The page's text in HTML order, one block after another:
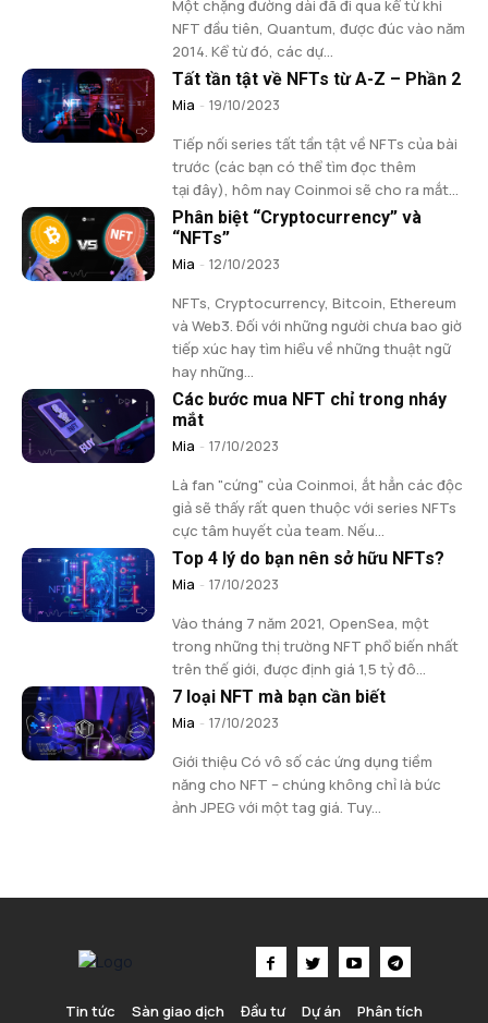
Một chặng đường dài đã đi qua kể từ khi
NFT đầu tiên, Quantum, được đúc vào năm
2014. Kể từ đó, các dự...
Tất tần tật về NFTs từ A-Z – Phần 2
Mia - 19/10/2023
Tiếp nối series tất tần tật về NFTs của bài
trước (các bạn có thể tìm đọc thêm
tại đây), hôm nay Coinmoi sẽ cho ra mắt...
Phân biệt “Cryptocurrency” và
“NFTs”
Mia - 12/10/2023
NFTs, Cryptocurrency, Bitcoin, Ethereum
và Web3. Đối với những người chưa bao giờ
tiếp xúc hay tìm hiểu về những thuật ngữ
hay những...
Các bước mua NFT chỉ trong nháy
mắt
Mia - 17/10/2023
Là fan "cứng" của Coinmoi, ắt hẳn các độc
giả sẽ thấy rất quen thuộc với series NFTs
cực tâm huyết của team. Nếu...
Top 4 lý do bạn nên sở hữu NFTs?
Mia - 17/10/2023
Vào tháng 7 năm 2021, OpenSea, một
trong những thị trường NFT phổ biến nhất
trên thế giới, được định giá 1,5 tỷ đô...
7 loại NFT mà bạn cần biết
Mia - 17/10/2023
Giới thiệu Có vô số các ứng dụng tiềm
năng cho NFT – chúng không chỉ là bức
ảnh JPEG với một tag giá. Tuy...
Tin tức Sàn giao dịch Đầu tư Dự án Phân tích